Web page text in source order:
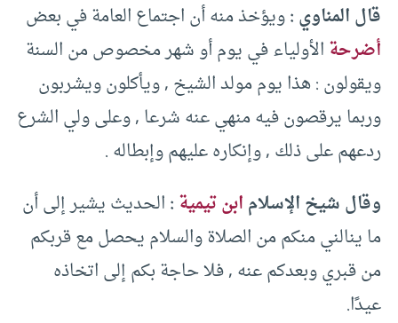
‏قال المناوي ‏:‏ويؤخذ منه أن اجتماع العامة في بعض
أضرحةالأولياء في يوم أو شهر مخصوص من السنة
ويقولون ‏:‏ هذا يوم مولد الشيخ ‏,‏ ويأكلون ويشربون
وربما يرقصون فيه منهي عنه شرعا ‏,‏ وعلى ولي الشرع
ردعهم على ذلك ‏,‏ وإنكاره عليهم وإبطاله ‏.‏ ‏
‏وقال شيخ الإسلامابن تيمية‏:‏الحديث يشير إلى أن
ما ينالني منكم من الصلاة والسلام يحصل مع قربكم
من قبري وبعدكم عنه ‏,‏ فلا حاجة بكم إلى اتخاذه
عيدًا.